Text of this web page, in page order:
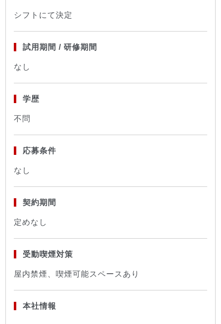
シフトにて決定
試用期間 / 研修期間
なし
学歴
不問
応募条件
なし
契約期間
定めなし
受動喫煙対策
屋内禁煙、喫煙可能スペースあり
本社情報